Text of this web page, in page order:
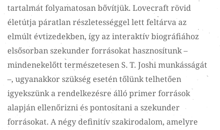
tartalmát folyamatosan bővítjük. Lovecraft rövid
életútja páratlan részletességgel lett feltárva az
elmúlt évtizedekben, így az interaktív biográfiához
elsősorban szekunder forrásokat hasznosítunk –
mindenekelőtt természetesen S. T. Joshi munkásságát
–, ugyanakkor szükség esetén tőlünk telhetően
igyekszünk a rendelkezésre álló primer források
alapján ellenőrizni és pontosítani a szekunder
forrásokat. A négy definitív szakirodalom, amelyre